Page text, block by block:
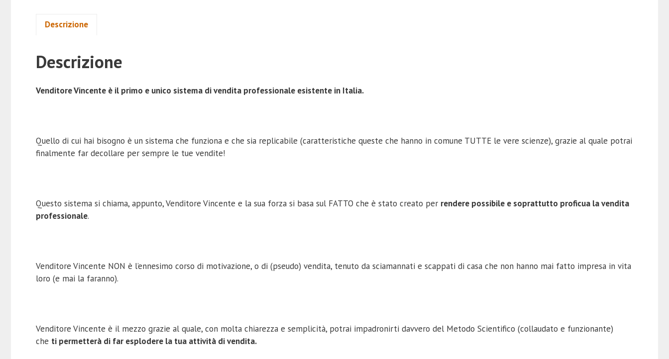
Descrizione
Descrizione
Venditore Vincente è il primo e unico sistema di vendita professionale esistente in Italia.
Quello di cui hai bisogno è un sistema che funziona e che sia replicabile (caratteristiche queste che hanno in comune TUTTE le vere scienze), grazie al quale potrai
finalmente far decollare per sempre le tue vendite!
Questo sistema si chiama, appunto, Venditore Vincente e la sua forza si basa sul FATTO che è stato creato per rendere possibile e soprattutto proficua la vendita
professionale.
Venditore Vincente NON è l’ennesimo corso di motivazione, o di (pseudo) vendita, tenuto da sciamannati e scappati di casa che non hanno mai fatto impresa in vita
loro (e mai la faranno).
Venditore Vincente è il mezzo grazie al quale, con molta chiarezza e semplicità, potrai impadronirti davvero del Metodo Scientifico (collaudato e funzionante)
che ti permetterà di far esplodere la tua attività di vendita.